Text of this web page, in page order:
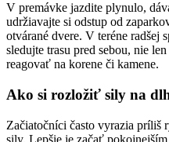
V premávke jazdite plynulo,
udržiavajte si odstup od
otvárané dvere. V teréne radšej
sledujte trasu pred sebou, nie
reagovať na korene či kamene.
Ako si rozložiť sily na
Začiatočníci často vyrazia príliš
sily. Lepšie je začať